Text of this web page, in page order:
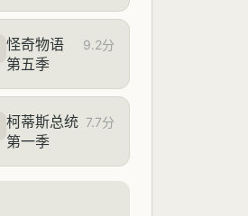
怪奇物语
第五季
9.2分
柯蒂斯总统
第一季
7.7分